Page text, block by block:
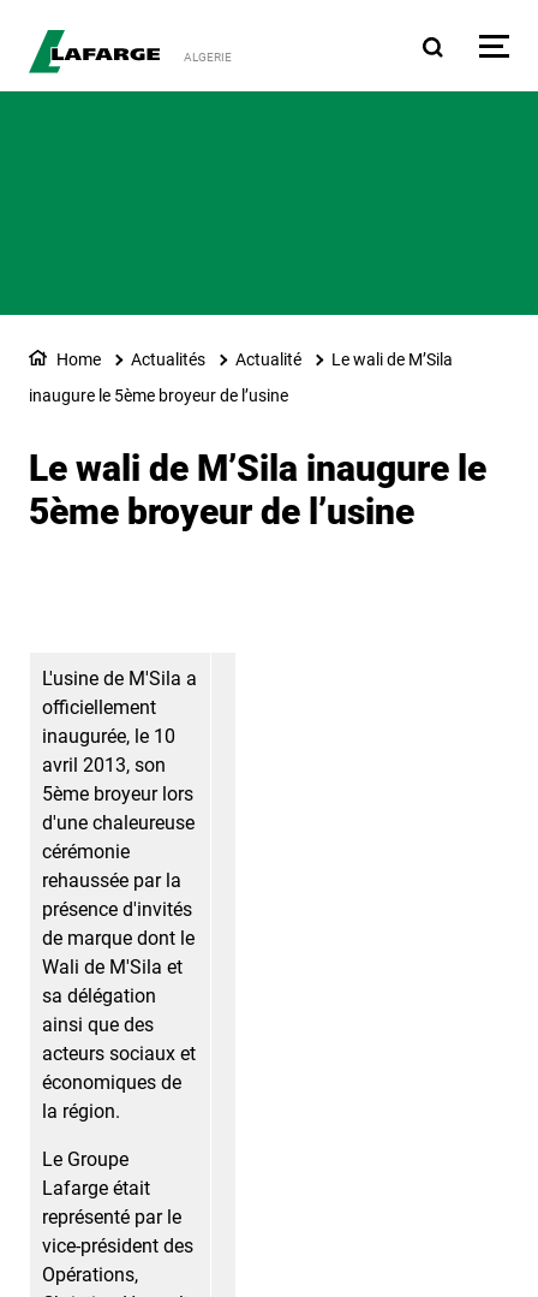
ALGERIE
Home Actualités Actualité
Le wali de M’Sila
inaugure le 5ème broyeur de l’usine
Le wali de M’Sila inaugure le
5ème broyeur de l’usine
L'usine de M'Sila a
officiellement
inaugurée, le 10
avril 2013, son
5ème broyeur lors
d'une chaleureuse
cérémonie
rehaussée par la
présence d'invités
de marque dont le
Wali de M'Sila et
sa délégation
ainsi que des
acteurs sociaux et
économiques de
la région.
Le Groupe
Lafarge était
représenté par le
vice-président des
Opérations,